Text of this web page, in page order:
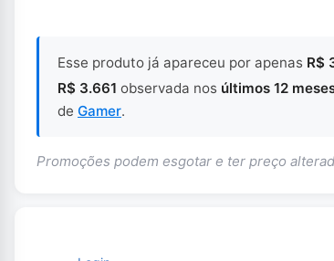
Esse produto já apareceu por apenas R$
R$ 3.661 observada nos últimos 12
de Gamer.
Promoções podem esgotar e ter preço